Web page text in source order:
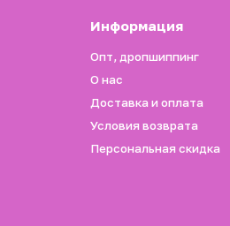
Информация
Опт, дропшиппинг
О нас
Доставка и оплата
Условия возврата
Персональная скидка